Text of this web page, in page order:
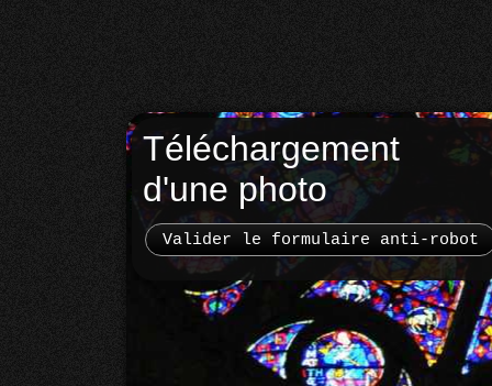
Téléchargement
d'une photo